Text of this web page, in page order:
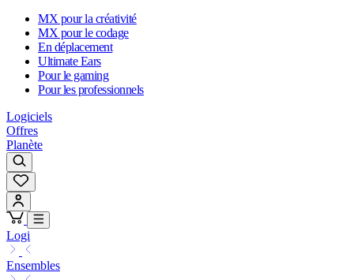
MX pour la créativité
MX pour le codage
En déplacement
Ultimate Ears
Pour le gaming
Pour les professionnels
Logiciels
Offres
Planète
Logi
Ensembles